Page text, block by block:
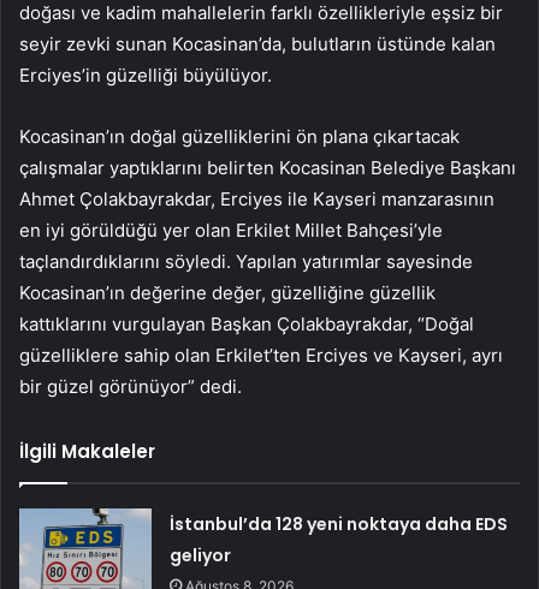
doğası ve kadim mahallelerin farklı özellikleriyle eşsiz bir
seyir zevki sunan Kocasinan’da, bulutların üstünde kalan
Erciyes’in güzelliği büyülüyor.
Kocasinan’ın doğal güzelliklerini ön plana çıkartacak
çalışmalar yaptıklarını belirten Kocasinan Belediye Başkanı
Ahmet Çolakbayrakdar, Erciyes ile Kayseri manzarasının
en iyi görüldüğü yer olan Erkilet Millet Bahçesi’yle
taçlandırdıklarını söyledi. Yapılan yatırımlar sayesinde
Kocasinan’ın değerine değer, güzelliğine güzellik
kattıklarını vurgulayan Başkan Çolakbayrakdar, “Doğal
güzelliklere sahip olan Erkilet’ten Erciyes ve Kayseri, ayrı
bir güzel görünüyor” dedi.
İlgili Makaleler
İstanbul’da 128 yeni noktaya daha EDS
geliyor